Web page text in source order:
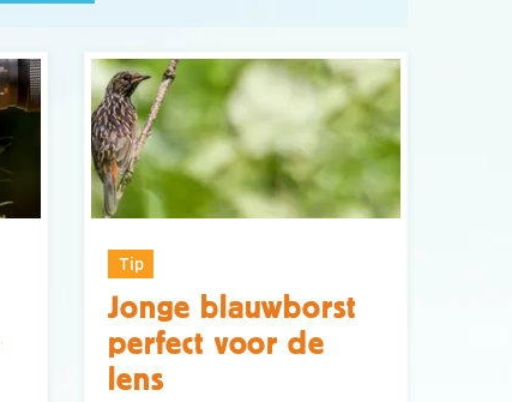
Tip
Jonge blauwborst
perfect voor de
lens